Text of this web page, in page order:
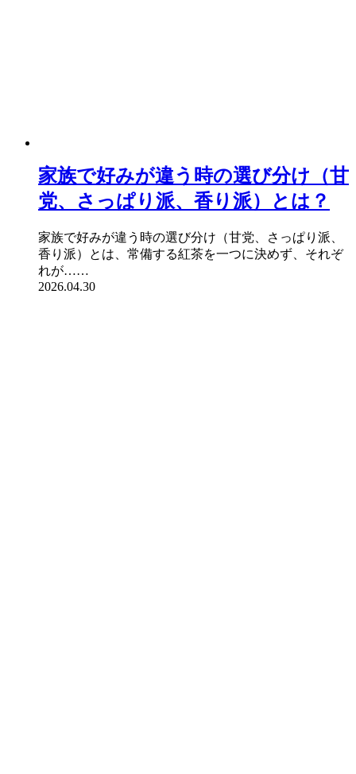
家族で好みが違う時の選び分け（甘
党、さっぱり派、香り派）とは？
家族で好みが違う時の選び分け（甘党、さっぱり派、
香り派）とは、常備する紅茶を一つに決めず、それぞ
れが……
2026.04.30